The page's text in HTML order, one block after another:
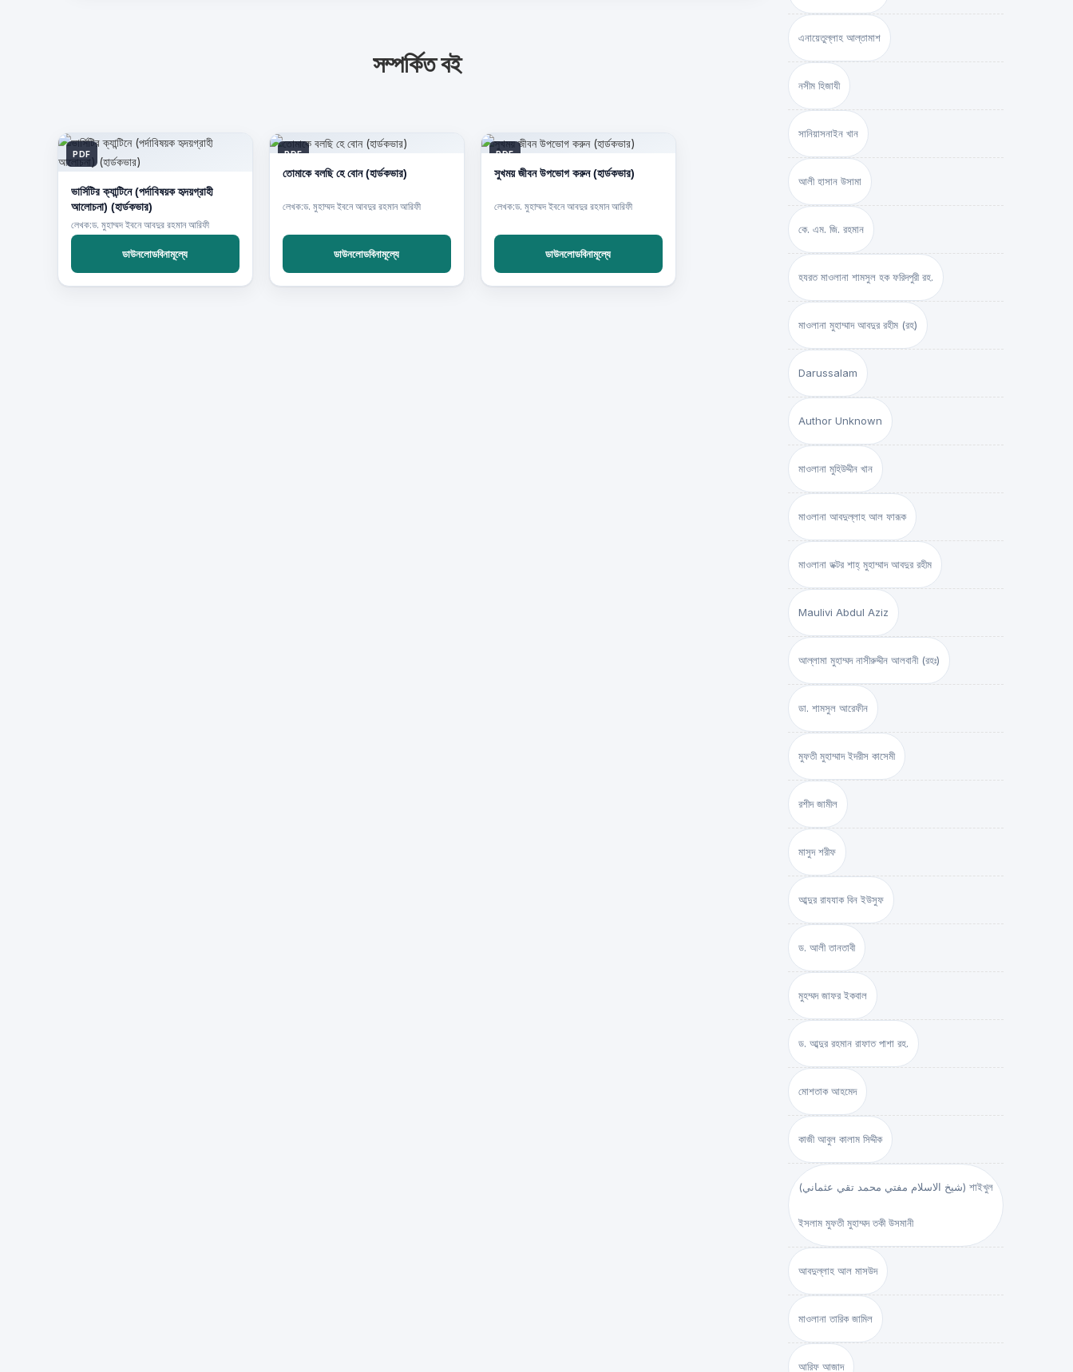
সম্পর্কিত বই
PDF
ভার্সিটির ক্যান্টিনে (পর্দাবিষয়ক হৃদয়গ্রাহী
আলোচনা) (হার্ডকভার)
লেখক:ড. মুহাম্মদ ইবনে আবদুর রহমান আরিফী
ডাউনলোডবিনামূল্যে
PDF
তোমাকে বলছি হে বোন (হার্ডকভার)
লেখক:ড. মুহাম্মদ ইবনে আবদুর রহমান আরিফী
ডাউনলোডবিনামূল্যে
PDF
সুখময় জীবন উপভোগ করুন (হার্ডকভার)
লেখক:ড. মুহাম্মদ ইবনে আবদুর রহমান আরিফী
ডাউনলোডবিনামূল্যে
এনায়েতুল্লাহ আল্‌তামাশ
নসীম হিজাযী
সানিয়াসনাইন খান
আলী হাসান উসামা
কে. এম. জি. রহমান
হযরত মাওলানা শামসুল হক ফরিদপুরী রহ.
মাওলানা মুহাম্মাদ আবদুর রহীম (রহ)
Darussalam
Author Unknown
মাওলানা মুহিউদ্দীন খান
মাওলানা আবদুল্লাহ আল ফারূক
মাওলানা ডক্টর শাহ্‌ মুহাম্মাদ আবদুর রহীম
Maulivi Abdul Aziz
আল্লামা মুহাম্মদ নাসীরুদ্দীন আলবানী (রহঃ)
ডা. শামসুল আরেফীন
মুফতী মুহাম্মাদ ইদরীস কাসেমী
রশীদ জামীল
মাসুদ শরীফ
আব্দুর রাযযাক বিন ইউসুফ
ড. আলী তানতাবী
মুহম্মদ জাফর ইকবাল
ড. আব্দুর রহমান রাফাত পাশা রহ.
মোশতাক আহমেদ
কাজী আবুল কালাম সিদ্দীক
(شيخ الاسلام مفتي محمد تقي عثماني) শাইখুল
ইসলাম মুফতী মুহাম্মদ তকী উসমানী
আবদুল্লাহ আল মাসউদ
মাওলানা তারিক জামিল
আরিফ আজাদ